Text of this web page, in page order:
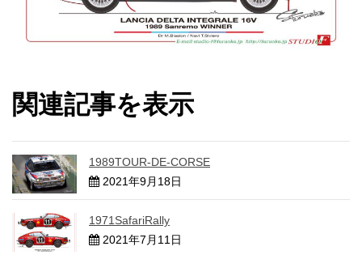
関連記事を表示
1989TOUR-DE-CORSE
2021年9月18日
1971SafariRally
2021年7月11日